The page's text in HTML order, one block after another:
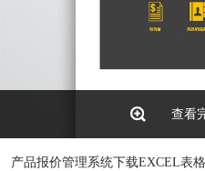
查看
产品报价管理系统下载EXCEL表格